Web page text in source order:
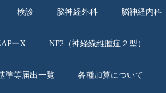
検診 脳神経外科 脳神経内科
ーX NF2（神経繊維腫症２型）
準等届出一覧 各種加算について